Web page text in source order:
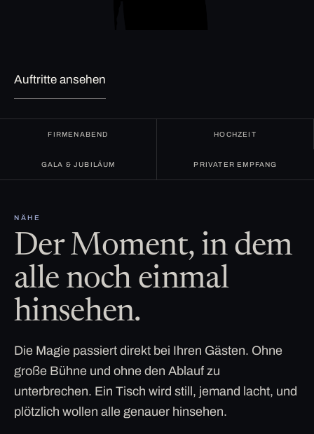
Auftritte ansehen
FIRMENABEND HOCHZEIT
GALA & JUBILÄUM PRIVATER EMPFANG
NÄHE
Der Moment, in dem
alle noch einmal
hinsehen.
Die Magie passiert direkt bei Ihren Gästen. Ohne
große Bühne und ohne den Ablauf zu
unterbrechen. Ein Tisch wird still, jemand lacht, und
plötzlich wollen alle genauer hinsehen.